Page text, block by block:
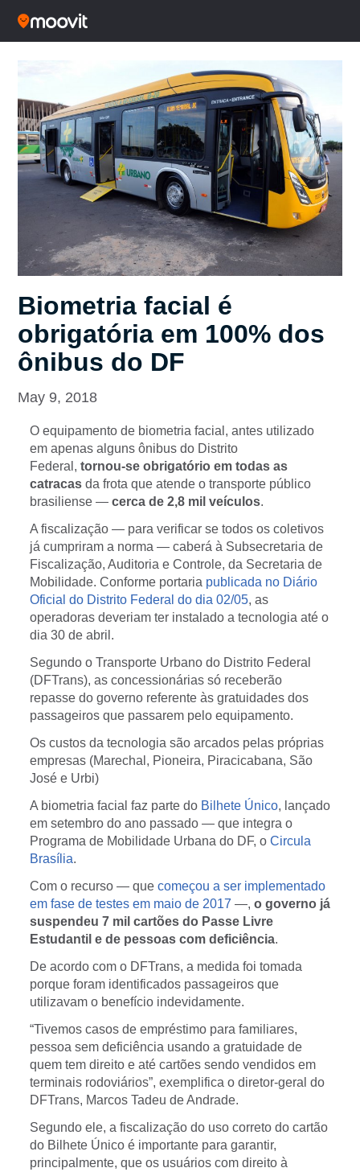
Biometria facial é
obrigatória em 100% dos
ônibus do DF
May 9, 2018
O equipamento de biometria facial, antes utilizado
em apenas alguns ônibus do Distrito
Federal, tornou-se obrigatório em todas as
catracas da frota que atende o transporte público
brasiliense — cerca de 2,8 mil veículos.
A fiscalização — para verificar se todos os coletivos
já cumpriram a norma — caberá à Subsecretaria de
Fiscalização, Auditoria e Controle, da Secretaria de
Mobilidade. Conforme portaria publicada no Diário
Oficial do Distrito Federal do dia 02/05, as
operadoras deveriam ter instalado a tecnologia até o
dia 30 de abril.
Segundo o Transporte Urbano do Distrito Federal
(DFTrans), as concessionárias só receberão
repasse do governo referente às gratuidades dos
passageiros que passarem pelo equipamento.
Os custos da tecnologia são arcados pelas próprias
empresas (Marechal, Pioneira, Piracicabana, São
José e Urbi)
A biometria facial faz parte do Bilhete Único, lançado
em setembro do ano passado — que integra o
Programa de Mobilidade Urbana do DF, o Circula
Brasília.
Com o recurso — que começou a ser implementado
em fase de testes em maio de 2017 —, o governo já
suspendeu 7 mil cartões do Passe Livre
Estudantil e de pessoas com deficiência.
De acordo com o DFTrans, a medida foi tomada
porque foram identificados passageiros que
utilizavam o benefício indevidamente.
“Tivemos casos de empréstimo para familiares,
pessoa sem deficiência usando a gratuidade de
quem tem direito e até cartões sendo vendidos em
terminais rodoviários”, exemplifica o diretor-geral do
DFTrans, Marcos Tadeu de Andrade.
Segundo ele, a fiscalização do uso correto do cartão
do Bilhete Único é importante para garantir,
principalmente, que os usuários com direito à